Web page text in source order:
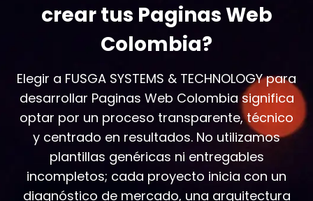
crear tus Paginas Web
Colombia?
Elegir a FUSGA SYSTEMS & TECHNOLOGY para
desarrollar Paginas Web Colombia significa
optar por un proceso transparente, técnico
y centrado en resultados. No utilizamos
plantillas genéricas ni entregables
incompletos; cada proyecto inicia con un
diagnóstico de mercado, una arquitectura